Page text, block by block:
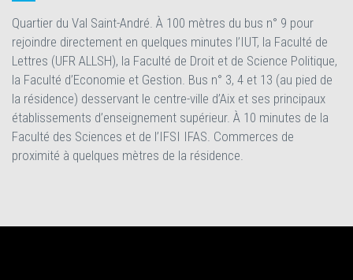
Quartier du Val Saint-André. À 100 mètres du bus n° 9 pour
rejoindre directement en quelques minutes l’IUT, la Faculté de
Lettres (UFR ALLSH), la Faculté de Droit et de Science Politique,
la Faculté d’Economie et Gestion. Bus n° 3, 4 et 13 (au pied de
la résidence) desservant le centre-ville d’Aix et ses principaux
établissements d’enseignement supérieur. À 10 minutes de la
Faculté des Sciences et de l’IFSI IFAS. Commerces de
proximité à quelques mètres de la résidence.